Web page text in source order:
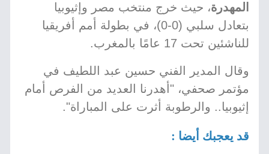
المهدرة، حيث خرج منتخب مصر وإثيوبيا
بتعادل سلبي (0-0)، في بطولة أمم أفريقيا
للناشئين تحت 17 عامًا بالمغرب.
وقال المدير الفني حسين عبد اللطيف في
مؤتمر صحفي، "أهدرنا العديد من الفرص أمام
إثيوبيا.. والرطوبة أثرت على المباراة".
قد يعجبك أيضا :